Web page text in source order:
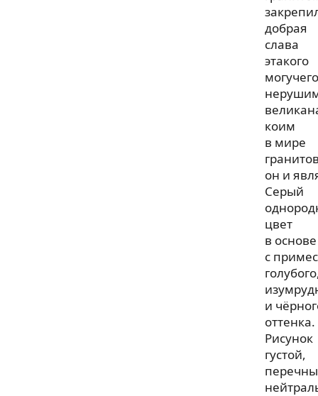
добрая
слава
этакого
могучего
коим
в мире
он и
Серый
цвет
в основе
с
и
оттенка.
Рисунок
густой,